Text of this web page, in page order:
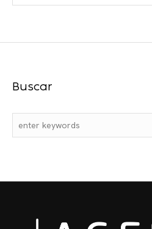
Buscar